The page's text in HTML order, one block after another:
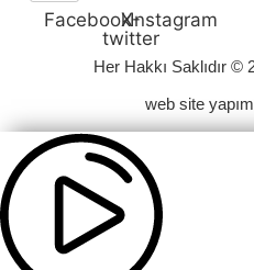
FacebookX-
twitter
Instagram
Her Hakkı Saklıdır ©
web site